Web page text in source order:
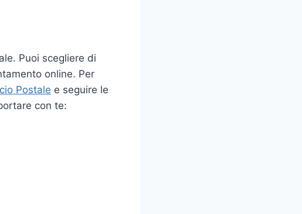
Puoi scegliere di
online. Per
Postale e seguire le
con te: